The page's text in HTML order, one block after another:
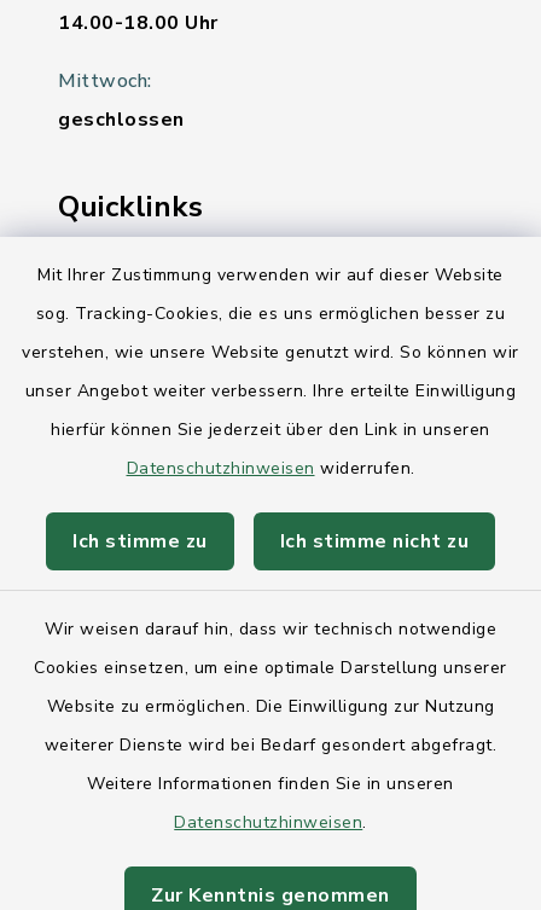
Mit Ihrer Zustimmung verwenden wir auf dieser Website
sog. Tracking-Cookies, die es uns ermöglichen besser zu
verstehen, wie unsere Website genutzt wird. So können wir
unser Angebot weiter verbessern. Ihre erteilte Einwilligung
hierfür können Sie jederzeit über den Link in unseren
Datenschutzhinweisen widerrufen.
Ich stimme zu Ich stimme nicht zu
Wir weisen darauf hin, dass wir technisch notwendige
Cookies einsetzen, um eine optimale Darstellung unserer
Website zu ermöglichen. Die Einwilligung zur Nutzung
weiterer Dienste wird bei Bedarf gesondert abgefragt.
Weitere Informationen finden Sie in unseren
Datenschutzhinweisen.
Zur Kenntnis genommen
14.00-18.00 Uhr
Mittwoch:
geschlossen
Quicklinks
Ihre Behördennummer 115
Landesregierung Schleswig-Holstein
AktivRegion Mittelholstein
Anfahrt
Datenschutz